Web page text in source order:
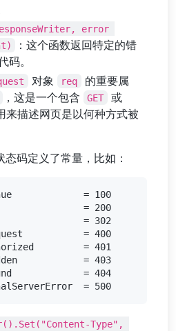
error
：这个函数返回特定的错
码。
对象 req
的重要属
，这是一个包含 GET 或
来描述网页是以何种方式被
码定义了常量，比如：
400
= 401
403
Type",